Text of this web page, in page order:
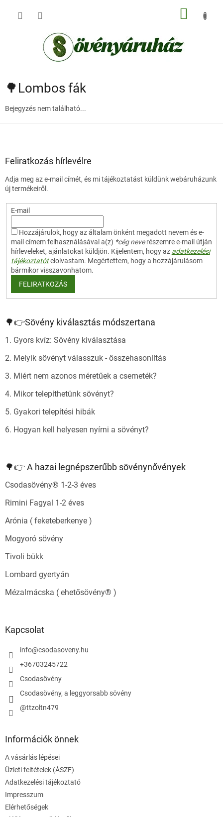
KOSÁR
🌳Lombos fák
Bejegyzés nem található...
Feliratkozás hírlevélre
Adja meg az e-mail címét, és mi tájékoztatást küldünk webáruházunk
új termékeiről.
E-mail
Hozzájárulok, hogy az általam önként megadott nevem és e-
mail címem felhasználásával a(z) *cég neverészemre e-mail útján
hírleveleket, ajánlatokat küldjön. Kijelentem, hogy az adatkezelési
tájékoztatót elolvastam. Megértettem, hogy a hozzájárulásom
bármikor visszavonhatom.
FELIRATKOZÁS
🌳👉Sövény kiválasztás módszertana
1. Gyors kvíz: Sövény kiválasztása
2. Melyik sövényt válasszuk - összehasonlítás
3. Miért nem azonos méretűek a csemeték?
4. Mikor telepíthetünk sövényt?
5. Gyakori telepítési hibák
6. Hogyan kell helyesen nyírni a sövényt?
🌳👉 A hazai legnépszerűbb sövénynővények
Csodasövény® 1-2-3 éves
Rimini Fagyal 1-2 éves
Arónia ( feketeberkenye )
Mogyoró sövény
Tivoli bükk
Lombard gyertyán
Mézalmácska ( ehetősövény® )
Kapcsolat
info@csodasoveny.hu
+36703245722
Csodasövény
Csodasövény, a leggyorsabb sövény
@ttzoltn479
Információk önnek
A vásárlás lépései
Üzleti feltételek (ÁSZF)
Adatkezelési tájékoztató
Impresszum
Elérhetőségek